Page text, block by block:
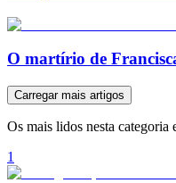
O martírio de
Carregar mais artigos
Os mais lidos nesta categoria
1